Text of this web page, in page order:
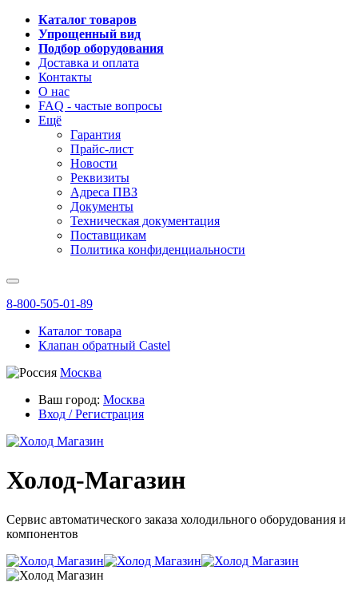
Каталог товаров
Упрощенный вид
Подбор оборудования
Доставка и оплата
Контакты
О нас
FAQ - частые вопросы
Ещё
Гарантия
Прайс-лист
Новости
Реквизиты
Адреса ПВЗ
Документы
Техническая документация
Поставщикам
Политика конфиденциальности
8-800-505-01-89
Каталог товара
Клапан обратный Castel
Москва
Ваш город: Москва
Вход / Регистрация
Холод-Магазин
Сервис автоматического заказа холодильного оборудования и
компонентов